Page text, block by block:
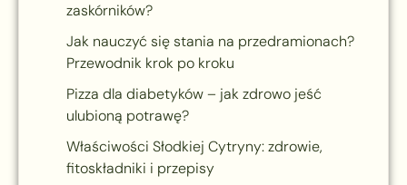
zaskórników?
Jak nauczyć się stania na przedramionach?
Przewodnik krok po kroku
Pizza dla diabetyków – jak zdrowo jeść
ulubioną potrawę?
Właściwości Słodkiej Cytryny: zdrowie,
fitoskładniki i przepisy